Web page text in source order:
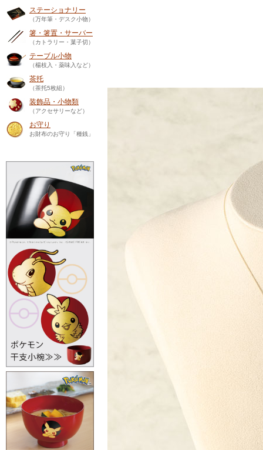
ステーショナリー
（万年筆・デスク小物）
箸・箸置・サーバー
（カトラリー・菓子切）
テーブル小物
（楊枝入・薬味入など）
茶托
（茶托5枚組）
装飾品・小物類
（アクセサリーなど）
お守り
お財布のお守り「種銭」